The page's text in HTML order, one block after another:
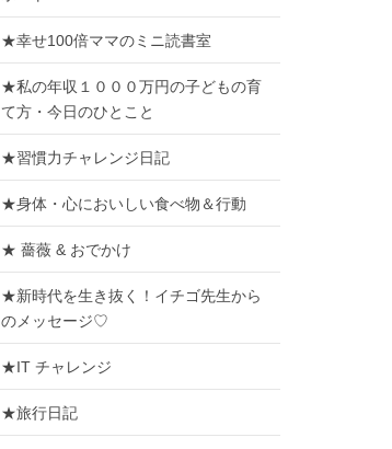
★幸せ100倍ママのミニ読書室
★私の年収１０００万円の子どもの育
て方・今日のひとこと
★習慣力チャレンジ日記
★身体・心においしい食べ物＆行動
★ 薔薇 & おでかけ
★新時代を生き抜く！イチゴ先生から
のメッセージ♡
★IT チャレンジ
★旅行日記